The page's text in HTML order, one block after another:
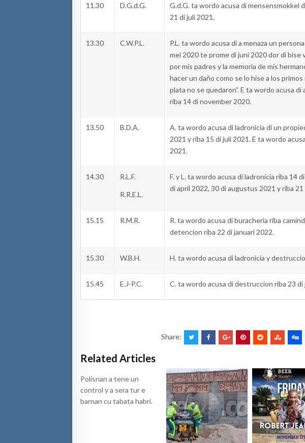
11.30 D.G.d.G. G.d.G.ta wordo acusa dimensensmokkel
21 dijuli 2021.
13.30 C.W.P.L. P.L. ta wordo acusa di a menaza un persona
mei 2020 tepromedijuni 2020dordibise
pormis padres y la memoria demis
hacerun daño como se lo hisea los primos
plata no sequedaron”. E ta wordo acusa di
riba 14 dinovember 2020.
13.50 B.D.A. A.ta wordo acusa diladronicia di un
2021 y riba 15 dijuli 2021. E ta wordo acusa
2021.
14.30 R.L.F.
R.R.E.L.
F. y L. ta wordo acusa diladronicia riba 14 di
diapril 2022, 30 diaugustus 2021 y riba 21
15.15 R.M.R. R.ta wordo acusa diburacheria riba
detencion riba 22 dijanuari 2022.
15.30 W.B.H. H. ta wordo acusa diladronicia y
15.45 E.J-P.C. C.ta wordo acusa didestruccion riba 23 di
Share:
Related Articles
Polisnan a tene un
control y a sera tur e
barnan cu tabata habri.